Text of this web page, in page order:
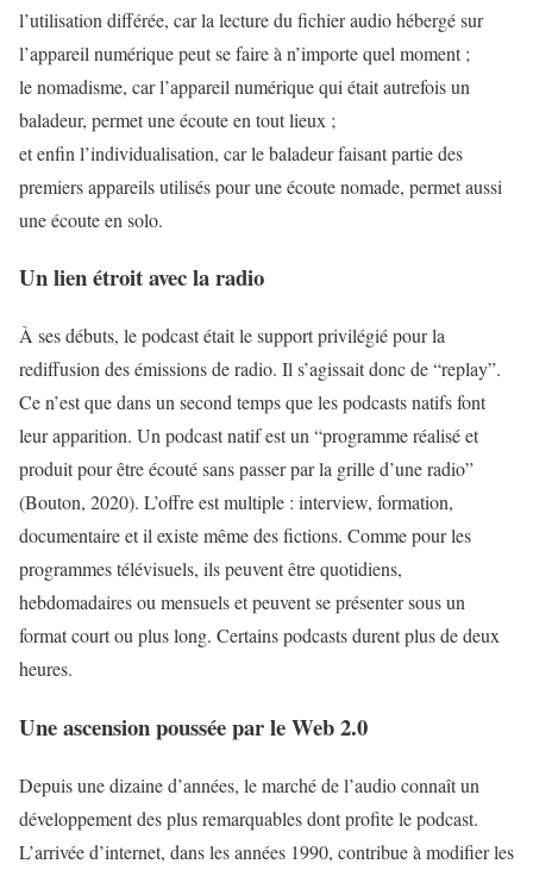
l’utilisation différée, car la lecture du fichier audio hébergé sur
l’appareil numérique peut se faire à n’importe quel moment ;
le nomadisme, car l’appareil numérique qui était autrefois un
baladeur, permet une écoute en tout lieux ;
et enfin l’individualisation, car le baladeur faisant partie des
premiers appareils utilisés pour une écoute nomade, permet aussi
une écoute en solo.
Un lien étroit avec la radio
À ses débuts, le podcast était le support privilégié pour la
rediffusion des émissions de radio. Il s’agissait donc de “replay”.
Ce n’est que dans un second temps que les podcasts natifs font
leur apparition. Un podcast natif est un “programme réalisé et
produit pour être écouté sans passer par la grille d’une radio”
(Bouton, 2020). L’offre est multiple : interview, formation,
documentaire et il existe même des fictions. Comme pour les
programmes télévisuels, ils peuvent être quotidiens,
hebdomadaires ou mensuels et peuvent se présenter sous un
format court ou plus long. Certains podcasts durent plus de deux
heures.
Une ascension poussée par le Web 2.0
Depuis une dizaine d’années, le marché de l’audio connaît un
développement des plus remarquables dont profite le podcast.
L’arrivée d’internet, dans les années 1990, contribue à modifier les